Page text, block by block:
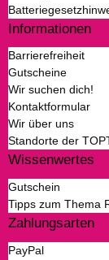
Informationen
Barrierefreiheit
Gutscheine
Wir suchen dich!
Kontaktformular
Wir über uns
Standorte der
Wissenwertes
Gutschein
Tipps zum Thema
Zahlungsarten
PayPal